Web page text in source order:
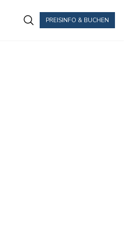
PREISINFO & BUCHEN